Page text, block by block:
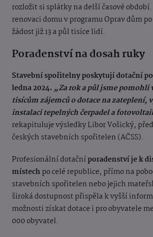
rozložit si splátky na delší časové
renovaci domu v programu Oprav dům
žádost již 13 a půl tisíce lidí.
Poradenství na dosah ruky
Stavební spořitelny poskytují dotační
ledna 2024. „Za rok a půl jsme pomohli
tisícům zájemců o dotace na zateplení,
instalaci tepelných čerpadel a
rekapituluje výsledky Libor Vošický,
českých stavebních spořitelen (AČSS).
Profesionální dotačníporadenství je k
místechpo celé republice, přímo na
stavebních spořitelen nebo jejich
široká dostupnost přispěla k vyšší
možnosti získat dotace i pro obyvatele
000 obyvatel.